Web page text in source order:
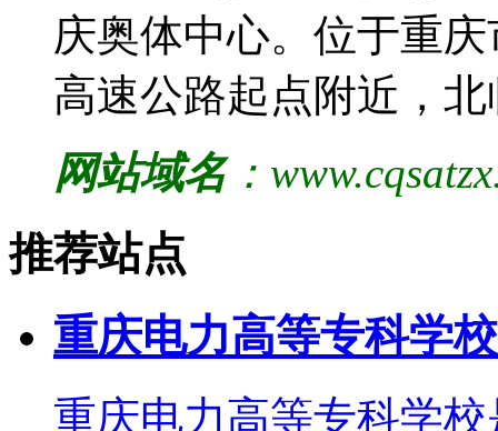
庆奥体中心。位于重
高速公路起点附近，
网站域名：
推荐站点
重庆电力高等专科学校
重庆电力高等专科学